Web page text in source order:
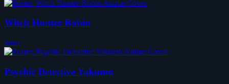
Witch Hunter Robin
Krimi
Psychic Detective Yakumo